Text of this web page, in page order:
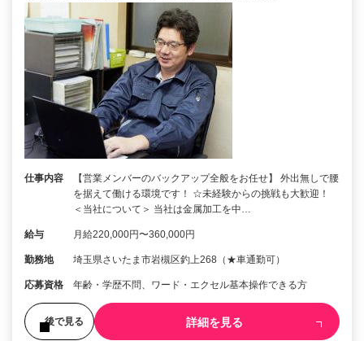
仕事内容
【営業メンバーのバックアップ全般をお任せ】 外出無しで腰
を据えて働ける環境です！ ☆未経験からの挑戦も大歓迎！
＜当社について＞ 当社は金属加工を中…
給与 月給220,000円〜360,000円
勤務地 埼玉県さいたま市岩槻区釣上268（★車通勤可）
応募資格 年齢・学歴不問、ワード・エクセル基本操作できる方
後で見る 詳細を見る